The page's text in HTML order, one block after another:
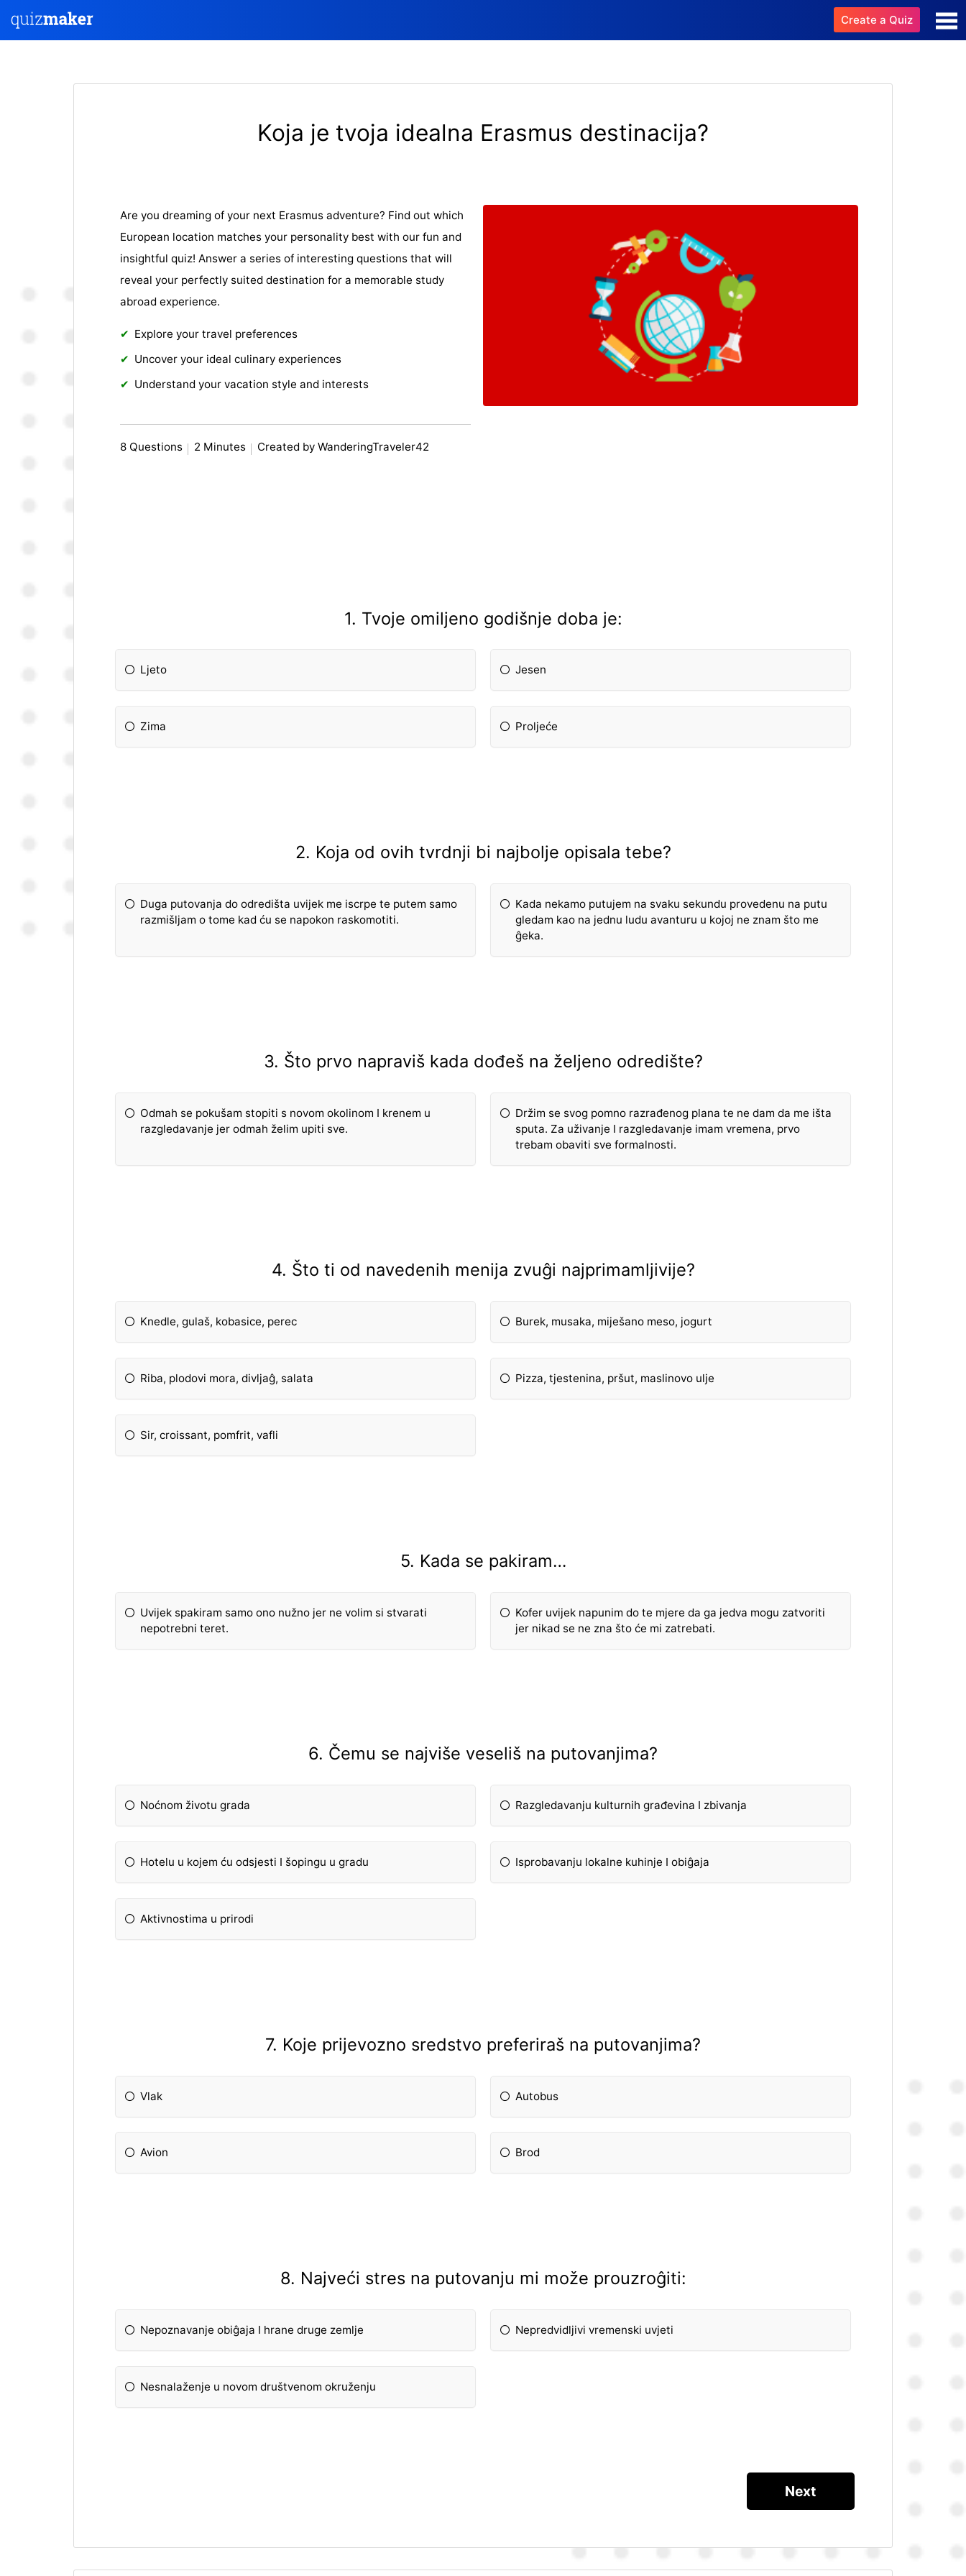
Create a Quiz
Koja je tvoja idealna Erasmus destinacija?
Are you dreaming of your next Erasmus adventure? Find out which
European location matches your personality best with our fun and
insightful quiz! Answer a series of interesting questions that will
reveal your perfectly suited destination for a memorable study
abroad experience.
Explore your travel preferences
Uncover your ideal culinary experiences
Understand your vacation style and interests
8 Questions 2 Minutes Created by WanderingTraveler42
1. Tvoje omiljeno godišnje doba je:
Ljeto Jesen
Zima Proljeće
2. Koja od ovih tvrdnji bi najbolje opisala tebe?
Duga putovanja do odredišta uvijek me iscrpe te putem samo
razmišljam o tome kad ću se napokon raskomotiti.
Kada nekamo putujem na svaku sekundu provedenu na putu
gledam kao na jednu ludu avanturu u kojoj ne znam što me
ĝeka.
3. Što prvo napraviš kada dođeš na željeno odredište?
Odmah se pokušam stopiti s novom okolinom I krenem u
razgledavanje jer odmah želim upiti sve.
Držim se svog pomno razrađenog plana te ne dam da me išta
sputa. Za uživanje I razgledavanje imam vremena, prvo
trebam obaviti sve formalnosti.
4. Što ti od navedenih menija zvuĝi najprimamljivije?
Knedle, gulaš, kobasice, perec Burek, musaka, miješano meso, jogurt
Riba, plodovi mora, divljaĝ, salata Pizza, tjestenina, pršut, maslinovo ulje
Sir, croissant, pomfrit, vafli
5. Kada se pakiram…
Uvijek spakiram samo ono nužno jer ne volim si stvarati
nepotrebni teret.
Kofer uvijek napunim do te mjere da ga jedva mogu zatvoriti
jer nikad se ne zna što će mi zatrebati.
6. Čemu se najviše veseliš na putovanjima?
Noćnom životu grada Razgledavanju kulturnih građevina I zbivanja
Hotelu u kojem ću odsjesti I šopingu u gradu Isprobavanju lokalne kuhinje I obiĝaja
Aktivnostima u prirodi
7. Koje prijevozno sredstvo preferiraš na putovanjima?
Vlak Autobus
Avion Brod
8. Najveći stres na putovanju mi može prouzroĝiti:
Nepoznavanje obiĝaja I hrane druge zemlje Nepredvidljivi vremenski uvjeti
Nesnalaženje u novom društvenom okruženju